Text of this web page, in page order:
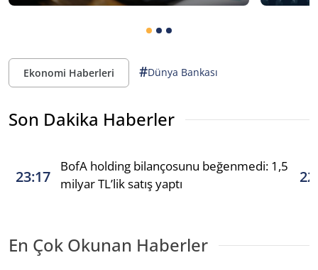
Ekonomi Haberleri #Dünya Bankası
Son Dakika Haberler
23:17
BofA holding bilançosunu beğenmedi: 1,5
milyar TL’lik satış yaptı
En Çok Okunan Haberler